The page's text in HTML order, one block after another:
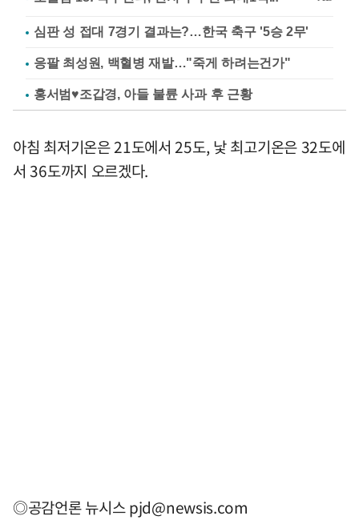
심판 성 접대 7경기 결과는?…한국 축구 '5승 2무'
응팔 최성원, 백혈병 재발…"죽게 하려는건가"
홍서범♥조갑경, 아들 불륜 사과 후 근황
아침 최저기온은 21도에서 25도, 낯 최고기온은 32도에
서 36도까지 오르겠다.
◎공감언론 뉴시스pjd@newsis.com